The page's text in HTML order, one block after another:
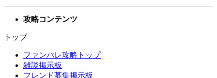
攻略コンテンツ
トップ
ファンパレ攻略トップ
雑談掲示板
フレンド募集掲示板